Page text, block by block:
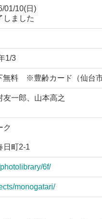
01/10(日)
しました
1/3
無料 ※豊齢カード（仙台
友一郎、山本高之
ク
日町2-1
6f/
monogatari/